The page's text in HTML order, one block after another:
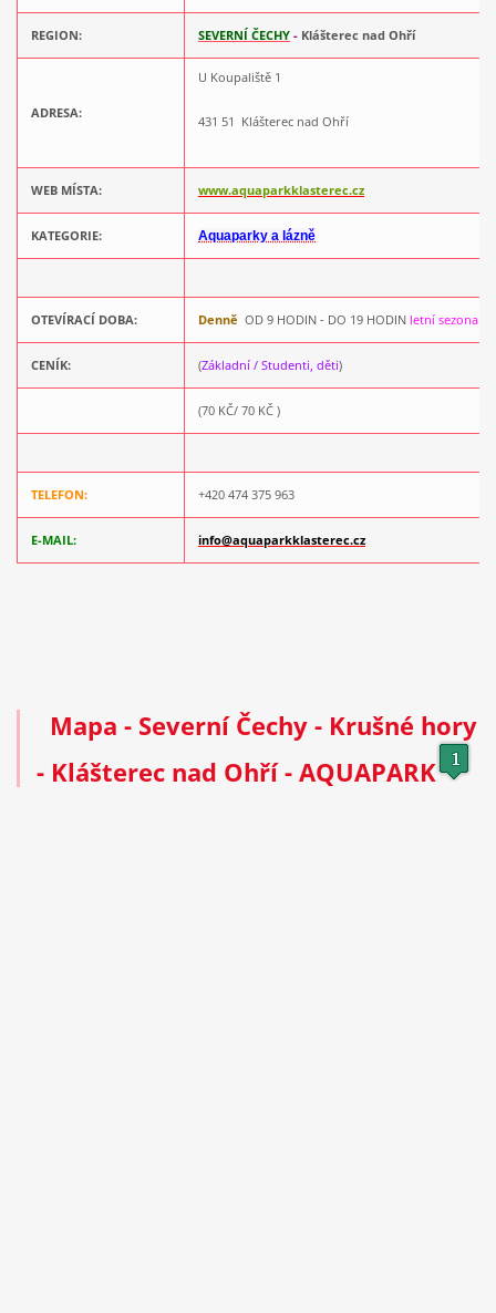
REGION: SEVERNÍ ČECHY - Klášterec nad Ohří
ADRESA:
U Koupaliště 1
431 51 Klášterec nad Ohří
WEB MÍSTA: www.aquaparkklasterec.cz
KATEGORIE: Aquaparky a lázně
OTEVÍRACÍ DOBA: Denně OD 9 HODIN - DO 19 HODIN letní sezona
CENÍK: (Základní / Studenti, děti)
(70 KČ/ 70 KČ )
TELEFON: +420 474 375 963
E-MAIL: info@aquaparkklasterec.cz
Mapa - Severní Čechy - Krušné hory
- Klášterec nad Ohří - AQUAPARK